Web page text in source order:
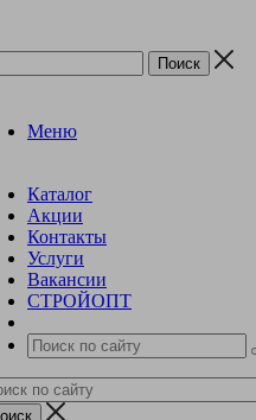
Меню
Каталог
Акции
Контакты
Услуги
Вакансии
СТРОЙОПТ